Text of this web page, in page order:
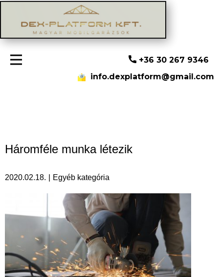
+36 30 267 9346
info.dexplatform@gmail.com
Háromféle munka létezik
2020.02.18. Egyéb kategória